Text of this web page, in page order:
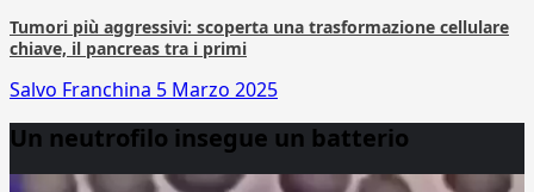
Tumori più aggressivi: scoperta una trasformazione cellulare
chiave, il pancreas tra i primi
Salvo Franchina 5 Marzo 2025
Un neutrofilo insegue un batterio